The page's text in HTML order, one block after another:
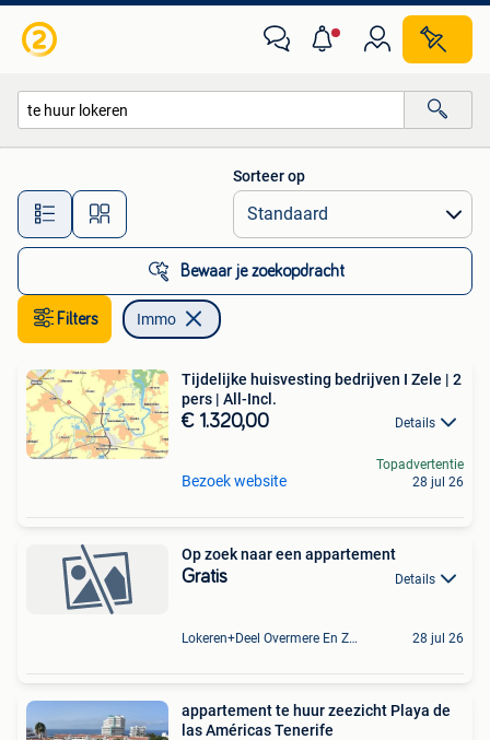
Alle afstanden…
Sorteer op
Bewaar je zoekopdracht
Filters Immo
Tijdelijke huisvesting bedrijven I Zele | 2
pers | All-Incl.
€ 1.320,00 Details
Bezoek website
Topadvertentie
28 jul 26
Op zoek naar een appartement
Gratis Details
Lokeren+Deel Overmere En Zele 28 jul 26
appartement te huur zeezicht Playa de
las Américas Tenerife